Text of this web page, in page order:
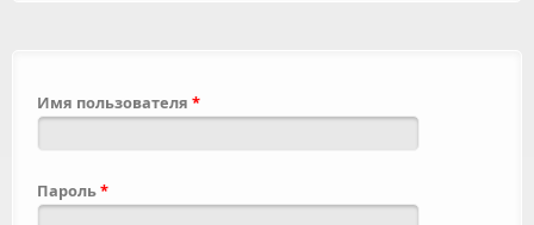
Имя пользователя *
Пароль*